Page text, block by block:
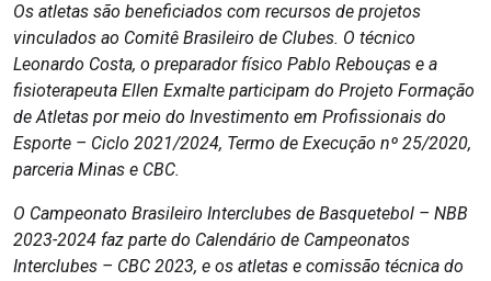
Os atletas são beneficiados com recursos de projetos
vinculados ao Comitê Brasileiro de Clubes. O técnico
Leonardo Costa, o preparador físico Pablo Rebouças e a
fisioterapeuta Ellen Exmalte participam do Projeto Formação
de Atletas por meio do Investimento em Profissionais do
Esporte – Ciclo 2021/2024, Termo de Execução nº 25/2020,
parceria Minas e CBC.
O Campeonato Brasileiro Interclubes de Basquetebol – NBB
2023-2024 faz parte do Calendário de Campeonatos
Interclubes – CBC 2023, e os atletas e comissão técnica do